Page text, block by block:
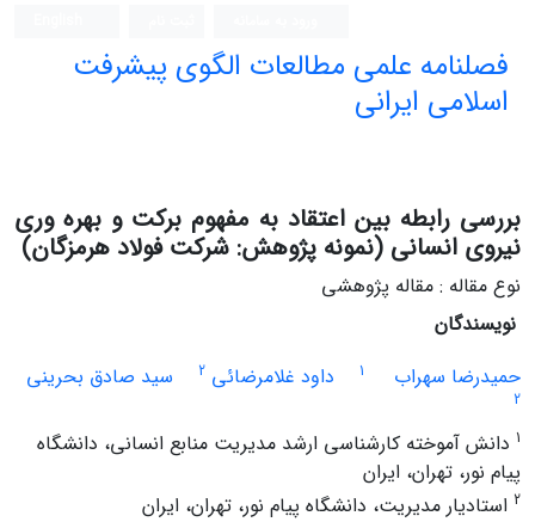
فصلنامه علمی مطالعات الگوی پیشرفت
اسلامی ایرانی
بررسی رابطه بین اعتقاد به مفهوم برکت و بهره ‏وری
نیروی انسانی (نمونه پژوهش: شرکت فولاد هرمزگان)
نوع مقاله : مقاله پژوهشی
نویسندگان
حمیدرضا سهراب
1 داود غلامرضائی 2 سید صادق بحرینی
2
1 دانش آموخته کارشناسی ارشد مدیریت منابع انسانی، دانشگاه
پیام نور، تهران، ایران
2 استادیار مدیریت، دانشگاه پیام نور، تهران، ایران